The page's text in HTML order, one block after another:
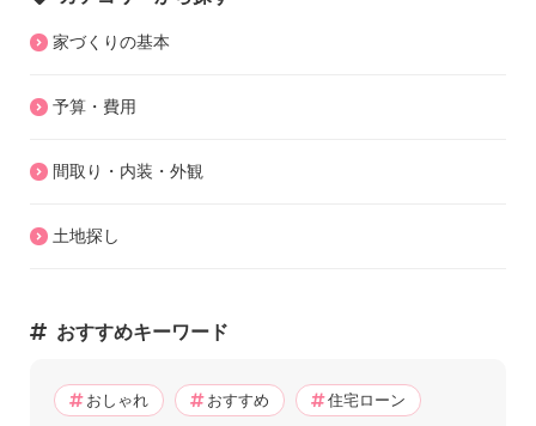
家づくりの基本
予算・費用
間取り・内装・外観
土地探し
おすすめキーワード
おしゃれ おすすめ 住宅ローン